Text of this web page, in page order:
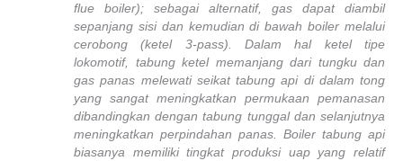
flue boiler); sebagai alternatif, gas dapat diambil
sepanjang sisi dan kemudian di bawah boiler melalui
cerobong (ketel 3-pass). Dalam hal ketel tipe
lokomotif, tabung ketel memanjang dari tungku dan
gas panas melewati seikat tabung api di dalam tong
yang sangat meningkatkan permukaan pemanasan
dibandingkan dengan tabung tunggal dan selanjutnya
meningkatkan perpindahan panas. Boiler tabung api
biasanya memiliki tingkat produksi uap yang relatif